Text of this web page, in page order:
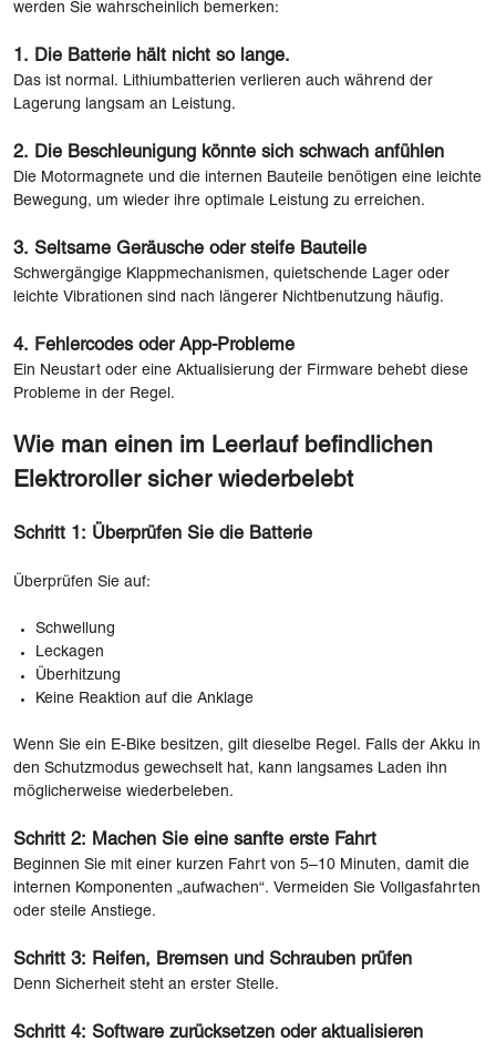
werden Sie wahrscheinlich bemerken:
1. Die Batterie hält nicht so lange.
Das ist normal. Lithiumbatterien verlieren auch während der
Lagerung langsam an Leistung.
2. Die Beschleunigung könnte sich schwach anfühlen
Die Motormagnete und die internen Bauteile benötigen eine leichte
Bewegung, um wieder ihre optimale Leistung zu erreichen.
3. Seltsame Geräusche oder steife Bauteile
Schwergängige Klappmechanismen, quietschende Lager oder
leichte Vibrationen sind nach längerer Nichtbenutzung häufig.
4. Fehlercodes oder App-Probleme
Ein Neustart oder eine Aktualisierung der Firmware behebt diese
Probleme in der Regel.
Wie man einen im Leerlauf befindlichen
Elektroroller sicher wiederbelebt
Schritt 1: Überprüfen Sie die Batterie
Überprüfen Sie auf:
Schwellung
Leckagen
Überhitzung
Keine Reaktion auf die Anklage
Wenn Sie ein E-Bike besitzen, gilt dieselbe Regel. Falls der Akku in
den Schutzmodus gewechselt hat, kann langsames Laden ihn
möglicherweise wiederbeleben.
Schritt 2: Machen Sie eine sanfte erste Fahrt
Beginnen Sie mit einer kurzen Fahrt von 5–10 Minuten, damit die
internen Komponenten „aufwachen“. Vermeiden Sie Vollgasfahrten
oder steile Anstiege.
Schritt 3: Reifen, Bremsen und Schrauben prüfen
Denn Sicherheit steht an erster Stelle.
Schritt 4: Software zurücksetzen oder aktualisieren